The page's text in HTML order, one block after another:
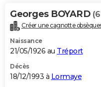
Georges BOYARD
Créer une cagnotte
Naissance
21/05/1926 au Tréport
Décès
18/12/1993 à Lormaye